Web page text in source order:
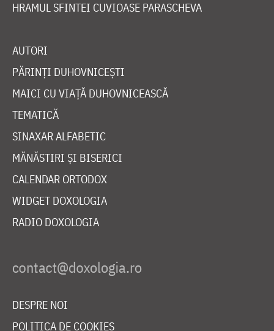
HRAMUL SFINTEI CUVIOASE PARASCHEVA
AUTORI
PĂRINȚI DUHOVNICEȘTI
MAICI CU VIAȚĂ DUHOVNICEASCĂ
TEMATICĂ
SINAXAR ALFABETIC
MĂNĂSTIRI ȘI BISERICI
CALENDAR ORTODOX
WIDGET DOXOLOGIA
RADIO DOXOLOGIA
DESPRE NOI
POLITICA DE COOKIES